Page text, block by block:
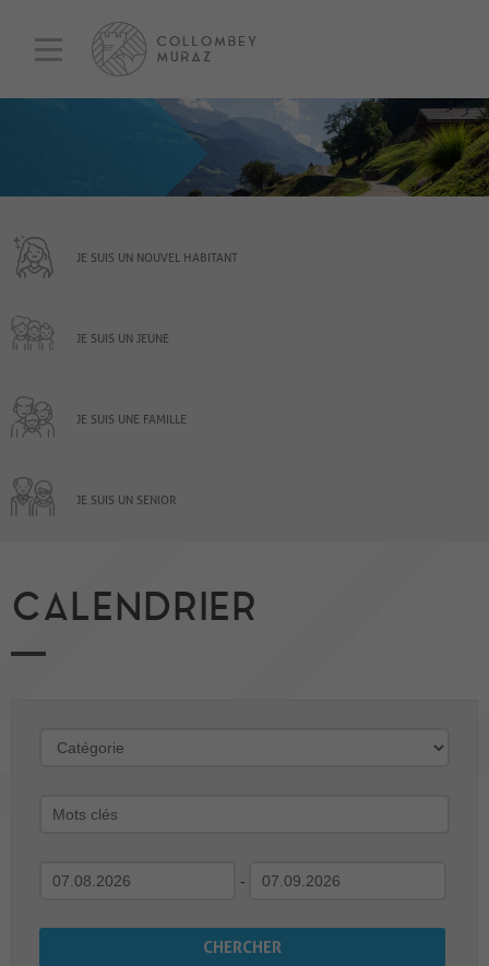
JE SUIS UN NOUVEL HABITANT
JE SUIS UN JEUNE
JE SUIS UNE FAMILLE
JE SUIS UN SENIOR
CALENDRIER
-